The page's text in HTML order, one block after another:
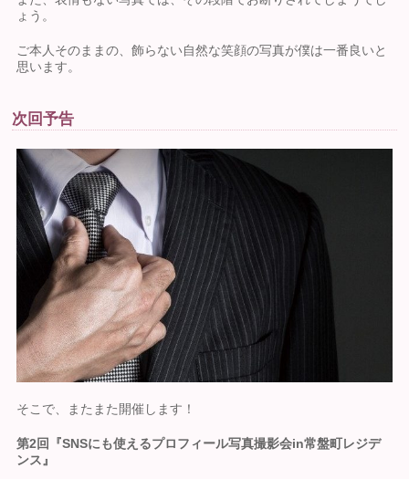
ょう。
ご本人そのままの、飾らない自然な笑顔の写真が僕は一番良いと
思います。
次回予告
そこで、またまた開催します！
第2回『SNSにも使えるプロフィール写真撮影会in常盤町レジデ
ンス』